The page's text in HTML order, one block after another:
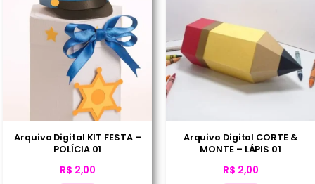
Arquivo Digital KIT FESTA –
POLÍCIA 01
R$ 2,00
Arquivo Digital CORTE &
MONTE – LÁPIS 01
R$ 2,00